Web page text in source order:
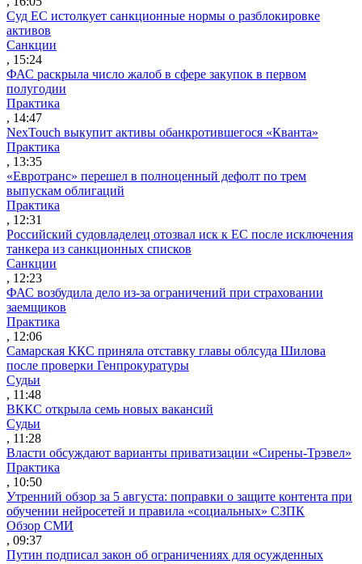
Суд ЕС истолкует санкционные нормы о разблокировке
активов
Санкции
, 15:24
ФАС раскрыла число жалоб в сфере закупок в первом
полугодии
Практика
, 14:47
NexTouch выкупит активы обанкротившегося «Кванта»
Практика
, 13:35
«Евротранс» перешел в полноценный дефолт по трем
выпускам облигаций
Практика
, 12:31
Российский судовладелец отозвал иск к ЕС после исключения
танкера из санкционных списков
Санкции
, 12:23
ФАС возбудила дело из-за ограничений при страховании
заемщиков
Практика
, 12:06
Самарская ККС приняла отставку главы облсуда Шилова
после проверки Генпрокуратуры
Судьи
, 11:48
ВККС открыла семь новых вакансий
Судьи
, 11:28
Власти обсуждают варианты приватизации «Сирены-Трэвел»
Практика
, 10:50
Утренний обзор за 5 августа: поправки о защите контента при
обучении нейросетей и правила «социальных» СЗПК
Обзор СМИ
, 09:37
Путин подписал закон об ограничениях для осужденных